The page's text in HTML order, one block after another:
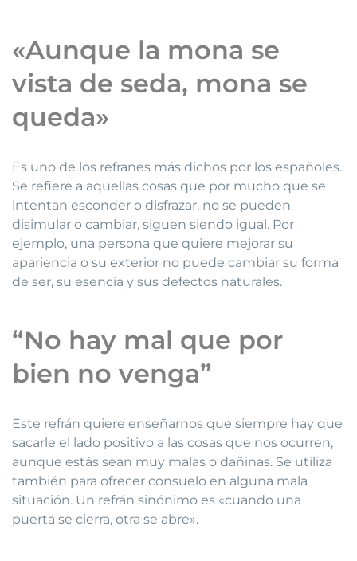
«Aunque la mona se
vista de seda, mona se
queda»
Es uno de los refranes más dichos por los españoles.
Se refiere a aquellas cosas que por mucho que se
intentan esconder o disfrazar, no se pueden
disimular o cambiar, siguen siendo igual. Por
ejemplo, una persona que quiere mejorar su
apariencia o su exterior no puede cambiar su forma
de ser, su esencia y sus defectos naturales.
“No hay mal que por
bien no venga”
Este refrán quiere enseñarnos que siempre hay que
sacarle el lado positivo a las cosas que nos ocurren,
aunque estás sean muy malas o dañinas. Se utiliza
también para ofrecer consuelo en alguna mala
situación. Un refrán sinónimo es «cuando una
puerta se cierra, otra se abre».